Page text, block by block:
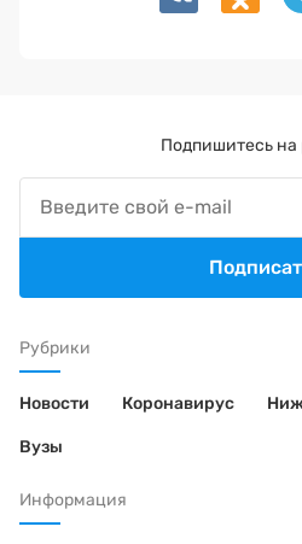
Рубрики
Новости Коронавирус
Вузы
Информация
Подпишитесь на